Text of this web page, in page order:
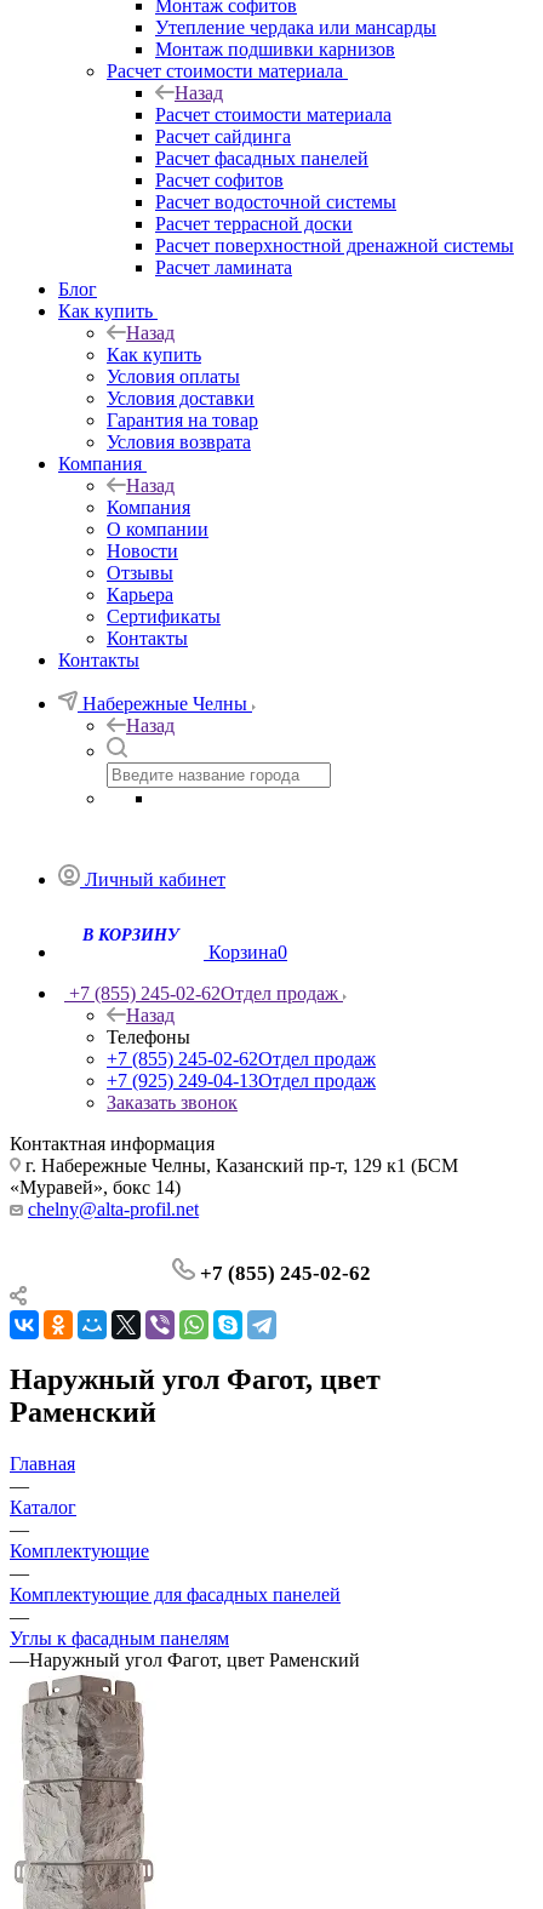
Монтаж софитов
Утепление чердака или мансарды
Монтаж подшивки карнизов
Расчет стоимости материала
Назад
Расчет стоимости материала
Расчет сайдинга
Расчет фасадных панелей
Расчет софитов
Расчет водосточной системы
Расчет террасной доски
Расчет поверхностной дренажной системы
Расчет ламината
Блог
Как купить
Назад
Как купить
Условия оплаты
Условия доставки
Гарантия на товар
Условия возврата
Компания
Назад
Компания
О компании
Новости
Отзывы
Карьера
Сертификаты
Контакты
Контакты
Набережные Челны
Назад
Личный кабинет
Корзина0
+7 (855) 245-02-62Отдел продаж
Назад
Телефоны
+7 (855) 245-02-62Отдел продаж
+7 (925) 249-04-13Отдел продаж
Заказать звонок
Контактная информация
г. Набережные Челны, Казанский пр-т, 129 к1 (БСМ
«Муравей», бокс 14)
chelny@alta-profil.net
+7 (855) 245-02-62
Наружный угол Фагот, цвет
Раменский
Главная
—
Каталог
—
Комплектующие
—
Комплектующие для фасадных панелей
—
Углы к фасадным панелям
—Наружный угол Фагот, цвет Раменский